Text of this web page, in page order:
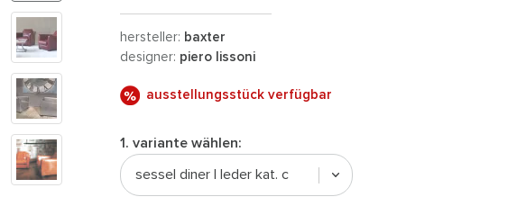
hersteller: baxter
designer: piero lissoni
ausstellungsstück verfügbar
1. variante wählen:
sessel diner | leder kat. c